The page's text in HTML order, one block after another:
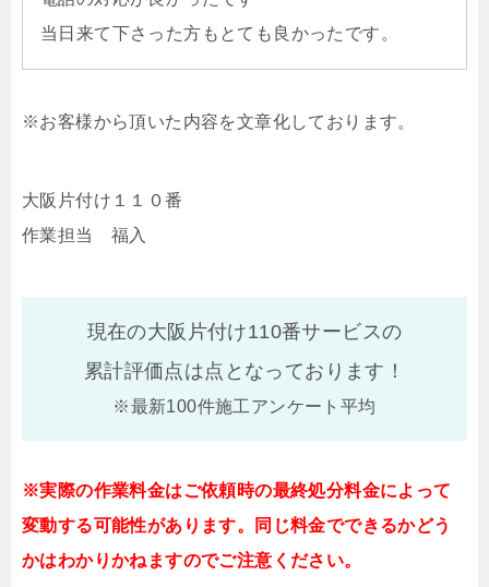
当日来て下さった方もとても良かったです。
※お客様から頂いた内容を文章化しております。
大阪片付け１１０番
作業担当 福入
現在の大阪片付け110番サービスの
累計評価点は点となっております！
※最新100件施工アンケート平均
※実際の作業料金はご依頼時の最終処分料金によって
変動する可能性があります。同じ料金でできるかどう
かはわかりかねますのでご注意ください。